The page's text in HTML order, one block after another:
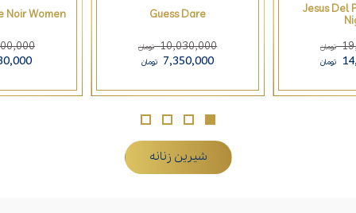
Jesus Del
تومان
تومان
Guess Dare
10,030,000 تومان
7,350,000 تومان
Noir Women
شیرین زنانه